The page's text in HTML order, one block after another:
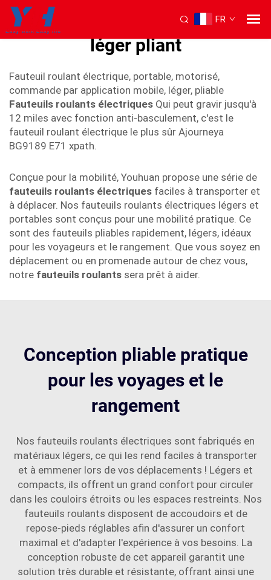
FR
fauteuil roulant électrique
léger pliant
Fauteuil roulant électrique, portable, motorisé,
commande par application mobile, léger, pliable
Fauteuils roulants électriques Qui peut gravir jusqu'à
12 miles avec fonction anti-basculement, c'est le
fauteuil roulant électrique le plus sûr Ajourneya
BG9189 E71 xpath.
Conçue pour la mobilité, Youhuan propose une série de
fauteuils roulants électriques faciles à transporter et
à déplacer. Nos fauteuils roulants électriques légers et
portables sont conçus pour une mobilité pratique. Ce
sont des fauteuils pliables rapidement, légers, idéaux
pour les voyageurs et le rangement. Que vous soyez en
déplacement ou en promenade autour de chez vous,
notre fauteuils roulants sera prêt à aider.
Conception pliable pratique
pour les voyages et le
rangement
Nos fauteuils roulants électriques sont fabriqués en
matériaux légers, ce qui les rend faciles à transporter
et à emmener lors de vos déplacements ! Légers et
compacts, ils offrent un grand confort pour circuler
dans les couloirs étroits ou les espaces restreints. Nos
fauteuils roulants disposent de accoudoirs et de
repose-pieds réglables afin d'assurer un confort
maximal et d'adapter l'expérience à vos besoins. La
conception robuste de cet appareil garantit une
solution très durable et résistante, offrant ainsi une